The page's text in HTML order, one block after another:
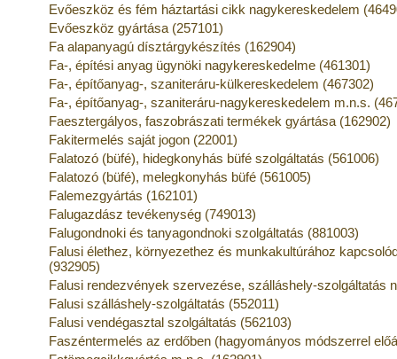
Evőeszköz és fém háztartási cikk nagykereskedelem
Evőeszköz gyártása (257101)
Fa alapanyagú dísztárgykészítés (162904)
Fa-, építési anyag ügynöki nagykereskedelme (461301)
Fa-, építőanyag-, szaniteráru-külkereskedelem (467302)
Fa-, építőanyag-, szaniteráru-nagykereskedelem m.n.s.
Faesztergályos, faszobrászati termékek gyártása (162902)
Fakitermelés saját jogon (22001)
Falatozó (büfé), hidegkonyhás büfé szolgáltatás (561006)
Falatozó (büfé), melegkonyhás büfé (561005)
Falemezgyártás (162101)
Falugazdász tevékenység (749013)
Falugondnoki és tanyagondnoki szolgáltatás (881003)
Falusi élethez, környezethez és munkakultúrához
(932905)
Falusi rendezvények szervezése, szálláshely-szolgáltatás
Falusi szálláshely-szolgáltatás (552011)
Falusi vendégasztal szolgáltatás (562103)
Faszéntermelés az erdőben (hagyományos módszerrel